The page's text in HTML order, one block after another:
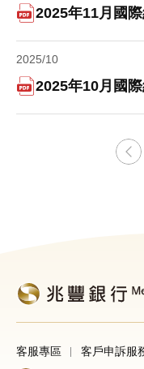
2025年11月國
2025/10
2025年10月國
客服專區 客戶申訴服